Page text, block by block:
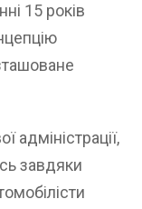
15 років
адміністрації,
завдяки